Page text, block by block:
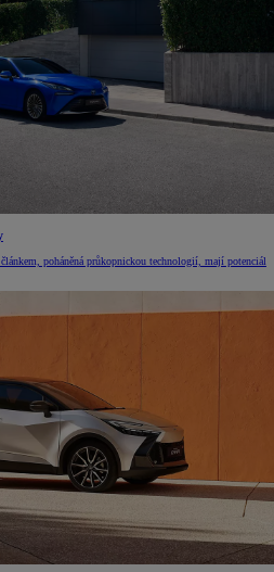
poháněná průkopnickou technologií, mají potenciál